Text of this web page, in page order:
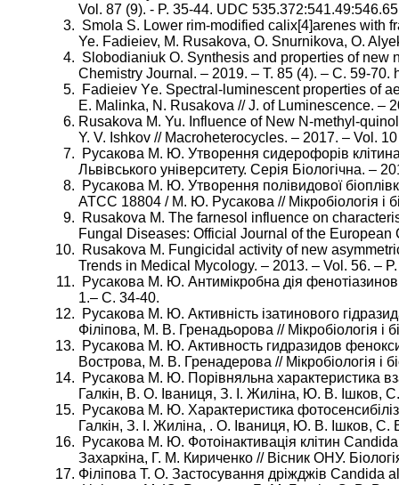
Vol. 87 (9). - P. 35-44. UDC
Smola S. Lower rim-modified calix[4]arenes with
Ye. Fadieiev, M. Rusakova, O. Snurnikova, O.
Slobodianiuk O. Synthesis and properties of new
Chemistry Journal. – 2019. – Т. 85 (4). – С. 59-
Fadieiev Yе. Spectral-luminescent properties of
E. Malinka, N. Rusakova // J. of Luminescence. –
Rusakova M. Yu. Influence of New N-methyl-
Y. V. Ishkov // Macroheterocycles. – 2017. – Vol.
Русакова М. Ю. Утворення сидерофорів
Львівського університету. Серія Біологічна.
Русакова М. Ю. Утворення полівидової
АТСС 18804 / М. Ю. Русакова // Мікробіологія і
Rusakova M. The farnesol influence on
Fungal Diseases: Official Journal of the
Rusakova M. Fungicidal activity of new
Trends in Medical Mycology. – 2013. – Vol. 56. –
Русакова М. Ю. Антимікробна дія
1.– С. 34-40.
Русакова М. Ю. Активність ізатинового
Філіпова, М. В. Гренадьорова // Мікробіологія
Русакова М. Ю. Активность гидразидов
Вострова, М. В. Гренадерова // Мікробіологія і
Русакова М. Ю. Порівняльна характеристика
Галкін, В. О. Іваниця, З. І. Жиліна, Ю. В. Ішков,
Русакова М. Ю. Характеристика
Галкін, З. І. Жиліна, . О. Іваниця, Ю. В. Ішков,
Русакова М. Ю. Фотоінактивація клітин
Захаркіна, Г. М. Кириченко // Вісник ОНУ.
Філіпова Т. О. Застосування дріжджів Candida